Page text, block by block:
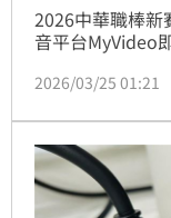
2026中華職棒新
音平台MyVideo
2026/03/25 01:21